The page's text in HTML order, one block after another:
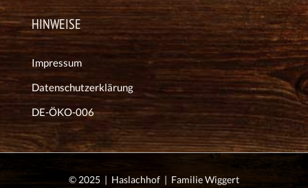
HINWEISE
Impressum
Datenschutzerklärung
DE-ÖKO-006
© 2025 | Haslachhof | Familie Wiggert